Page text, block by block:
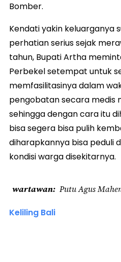
Bomber.
Kendati yakin keluarganya
perhatian serius sejak
tahun, Bupati Artha
Perbekel setempat untuk
memfasilitasinya dalam
pengobatan secara medis
sehingga dengan cara itu
bisa segera bisa pulih
diharapkannya bisa peduli
kondisi warga disekitarnya.
wartawan Putu Agus
Keliling Bali